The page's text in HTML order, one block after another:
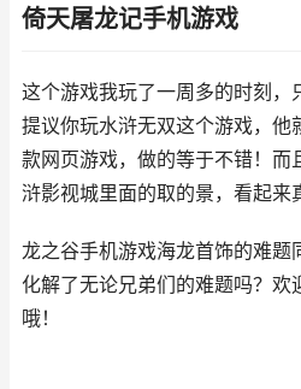
倚天屠龙记手机游戏
这个游戏我玩了一周多的时刻，
提议你玩水浒无双这个游戏，他
款网页游戏，做的等于不错！而
浒影视城里面的取的景，看起来
龙之谷手机游戏海龙首饰的难题
化解了无论兄弟们的难题吗？欢
哦！